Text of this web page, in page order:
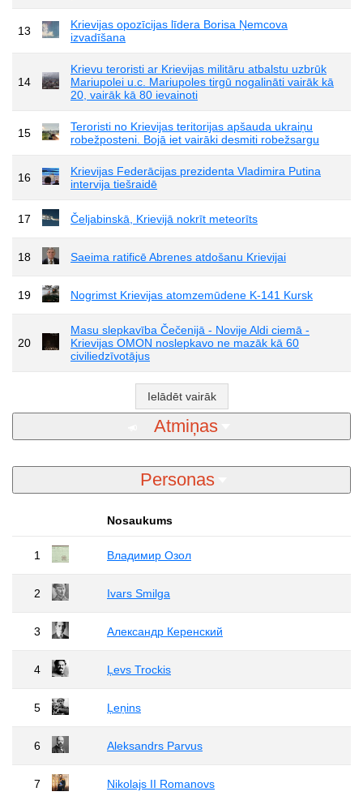
13
Krievijas opozīcijas līdera Borisa Ņemcova
izvadīšana
14
Krievu teroristi ar Krievijas militāru atbalstu uzbrūk
Mariupolei u.c. Mariupoles tirgū nogalināti vairāk kā
20, vairāk kā 80 ievainoti
15
Teroristi no Krievijas teritorijas apšauda ukraiņu
robežposteni. Bojā iet vairāki desmiti robežsargu
16
Krievijas Federācijas prezidenta Vladimira Putina
intervija tiešraidē
17 Čeljabinskā, Krievijā nokrīt meteorīts
18 Saeima ratificē Abrenes atdošanu Krievijai
19 Nogrimst Krievijas atomzemūdene K-141 Kursk
20
Masu slepkavība Čečenijā - Novije Aldi ciemā -
Krievijas OMON noslepkavo ne mazāk kā 60
civiliedzīvotājus
Ielādēt vairāk
Atmiņas
Personas
Nosaukums
1 Владимир Озол
2 Ivars Smilga
3 Александр Керенский
4 Ļevs Trockis
5 Ļeņins
6 Aleksandrs Parvus
7 Nikolajs II Romanovs